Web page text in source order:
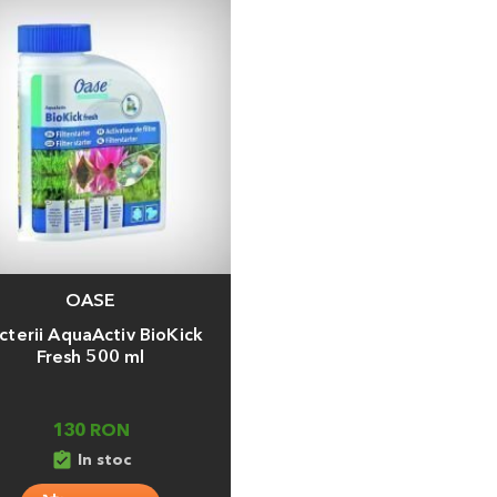
OASE
AquaActiv BioKick
Fresh 500 ml
130 RON
assignment_turned_in In stoc